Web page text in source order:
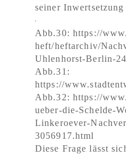
seiner
Abb.30: https://
heft/heftarchiv/
Uhlenhorst-Berlin-
Abb.31:
https://
Abb.32: https://
ueber-die-Schelde-
Linkeroever-
3056917.html
Diese Frage lässt